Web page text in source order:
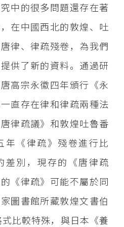
中的很多問題還存在著
在中國西北的敦煌、吐
律、律疏殘卷，為我們
供了新的資料。通過研
高宗永徽四年頒行《永
直存在律和律疏兩種法
律疏議》和敦煌吐魯番
年《律疏》殘卷進行比
差別，現存的《唐律疏
《律疏》可能不屬於同
圖書館所藏敦煌文書伯
比較特殊，與日本《養